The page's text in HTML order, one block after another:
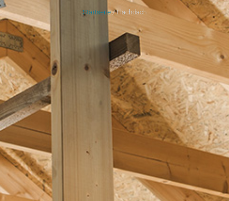
Startseite/ Flachdach